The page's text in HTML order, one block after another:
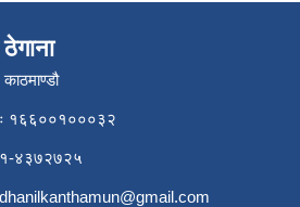
काठमाण्डौ
१६६००१०००३२
४३७२७२५